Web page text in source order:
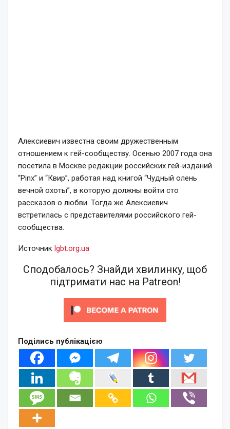
Алексиевич известна своим дружественным
отношением к гей-сообществу. Осенью 2007 года она
посетила в Москве редакции российских гей-изданий
“Pinх” и “Квир”, работая над книгой “Чудный олень
вечной охоты”, в которую должны войти сто
рассказов о любви. Тогда же Алексиевич
встретилась с представителями российского гей-
сообщества.
Источник lgbt.org.ua
Сподобалось? Знайди хвилинку, щоб
підтримати нас на Patreon!
Поділись публікацією